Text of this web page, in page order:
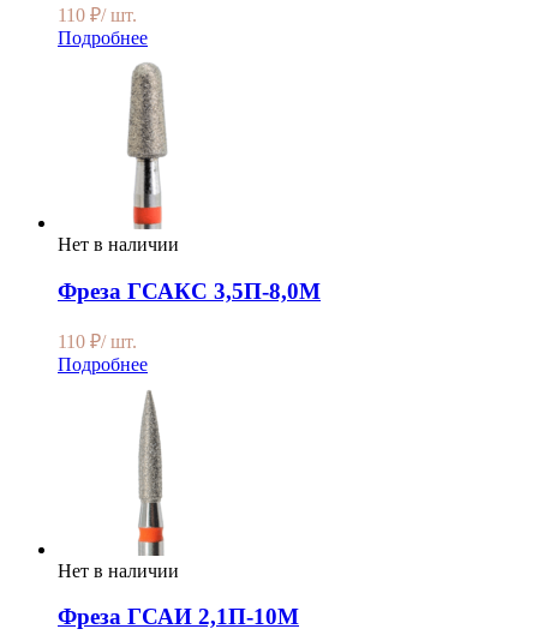
110 ₽/ шт.
Подробнее
Нет в наличии
Фреза ГСАКС 3,5П-8,0М
110 ₽/ шт.
Подробнее
Нет в наличии
Фреза ГСАИ 2,1П-10М